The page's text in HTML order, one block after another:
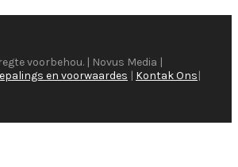
voorbehou. | Novus Media |
en voorwaardes | Kontak Ons|